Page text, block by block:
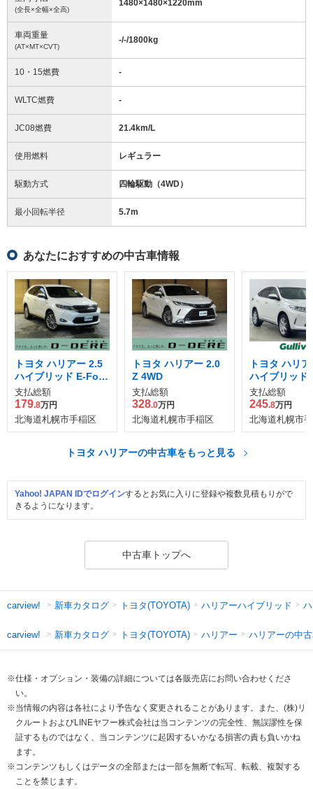
(全長×全幅×全高)
1480×1480×1220mm
車両重量
(AT×MT×CVT)
-/-/1800kg
10・15燃費 -
WLTC燃費 -
JC08燃費 21.4km/L
使用燃料 レギュラー
駆動方式 四輪駆動（4WD）
最小回転半径 5.7m
あなたにおすすめの中古車情報
トヨタ ハリアー 2.5
ハイブリッド E-Four
プレミアム 4WD
支払総額
179.8万円
北海道札幌市手稲区
トヨタ ハリアー 2.0
Z 4WD
支払総額
328.0万円
北海道札幌市手稲区
トヨタ ハリ
ハイブリッド
プレミアム
支払総額
245.8万円
北海道札幌市
トヨタ ハリアーの中古車をもっと見る
Yahoo! JAPAN IDでログインするとお気に入りに登録や複数見積もりがで
きるようになります。
中古車トップへ
carview! 新車カタログ トヨタ(TOYOTA) ハリアーハイブリッド
carview! 新車カタログ トヨタ(TOYOTA) ハリアー ハリアーの中
※仕様・オプション・装備の詳細については各販売店にお問い合わせくださ
い。
※当情報の内容は各社により予告なく変更されることがあります。また、(株)リ
クルートおよびLINEヤフー株式会社は当コンテンツの完全性、無誤謬性を保
証するものではなく、当コンテンツに起因するいかなる損害の責も負いかね
ます。
※コンテンツもしくはデータの全部または一部を無断で転写、転載、複製する
ことを禁じます。